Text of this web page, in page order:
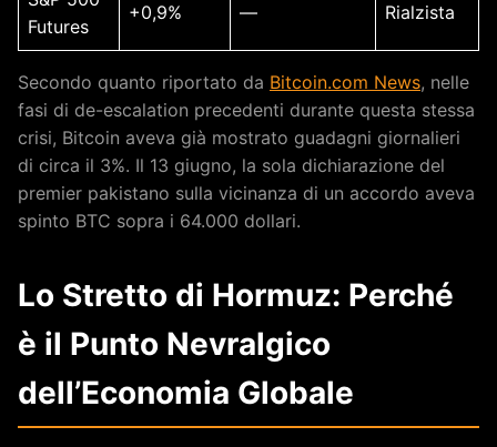
Futures
+0,9% — Rialzista
Secondo quanto riportato da Bitcoin.com News, nelle
fasi di de-escalation precedenti durante questa stessa
crisi, Bitcoin aveva già mostrato guadagni giornalieri
di circa il 3%. Il 13 giugno, la sola dichiarazione del
premier pakistano sulla vicinanza di un accordo aveva
spinto BTC sopra i 64.000 dollari.
Lo Stretto di Hormuz: Perché
è il Punto Nevralgico
dell’Economia Globale